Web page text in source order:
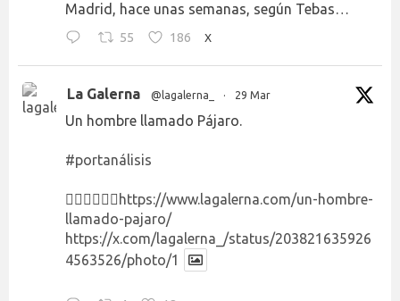
Madrid, hace unas semanas, según Tebas…
55 186 X
La Galerna @lagalerna_ · 29 Mar
Un hombre llamado Pájaro.
#portanálisis
👉🏻👉🏻👉🏻 https://www.lagalerna.com/un-hombre-
llamado-pajaro/
https://x.com/lagalerna_/status/203821635926
4563526/photo/1